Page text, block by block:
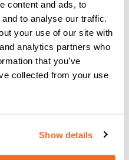
content and ads, to
to analyse our traffic.
your use of our site with
analytics partners who
that you’ve
collected from your use
Show details
concurrents proposent
vos clients
garantie
entreprise et que vous
une plus largegamme